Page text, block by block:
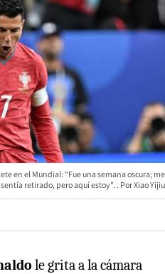
en el Mundial: “Fue una semana oscura; me
sentía retirado, ​​pero aquí estoy".
Xiao Yijiu
le grita a la cámara